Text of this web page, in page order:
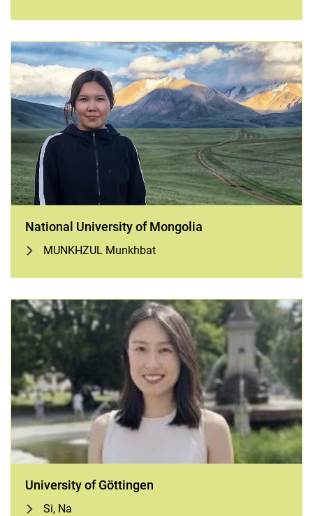
National University of Mongolia
MUNKHZUL Munkhbat
University of Göttingen
Si, Na